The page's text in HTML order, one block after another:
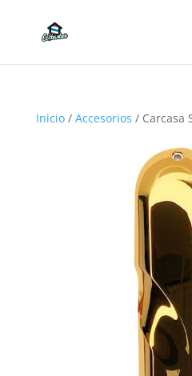
Inicio/ Accesorios / Carcasa